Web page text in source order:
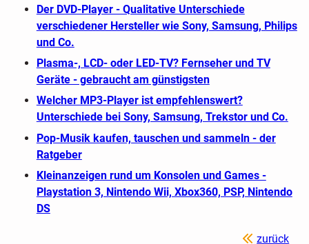
Der DVD-Player - Qualitative Unterschiede
verschiedener Hersteller wie Sony, Samsung, Philips
und Co.
Plasma-, LCD- oder LED-TV? Fernseher und TV
Geräte - gebraucht am günstigsten
Welcher MP3-Player ist empfehlenswert?
Unterschiede bei Sony, Samsung, Trekstor und Co.
Pop-Musik kaufen, tauschen und sammeln - der
Ratgeber
Kleinanzeigen rund um Konsolen und Games -
Playstation 3, Nintendo Wii, Xbox360, PSP, Nintendo
DS
zurück